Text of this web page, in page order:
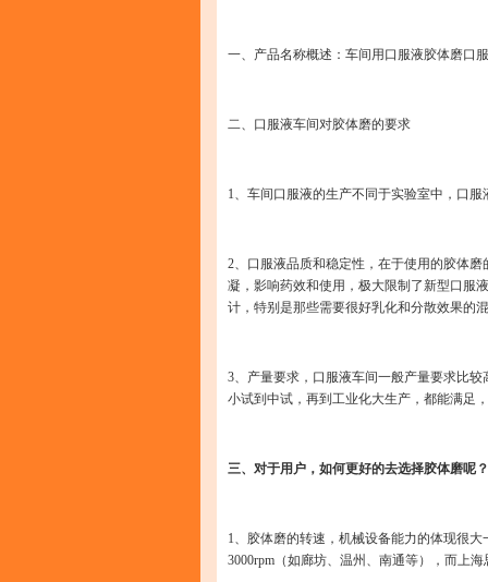
一、 产品名称概述：车间用口服液胶体磨口
二、 口服液车间对胶体磨的要求
1、车间口服液的生产不同于实验室中，口
2、口服液品质和稳定性，在于使用的胶体
凝，影响药效和使用，极大限制了新型口服
计，特别是那些需要很好乳化和分散效果的
3、产量要求，口服液车间一般产量要求比
小试到中试，再到工业化大生产，都能满足
三、对于用户，如何更好的去选择胶体磨呢？
1、胶体磨的转速，机械设备能力的体现很
3000rpm（如廊坊、温州、南通等），而上